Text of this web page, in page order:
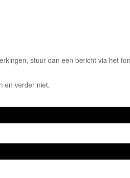
stuur dan een bericht via het
en verder niet.